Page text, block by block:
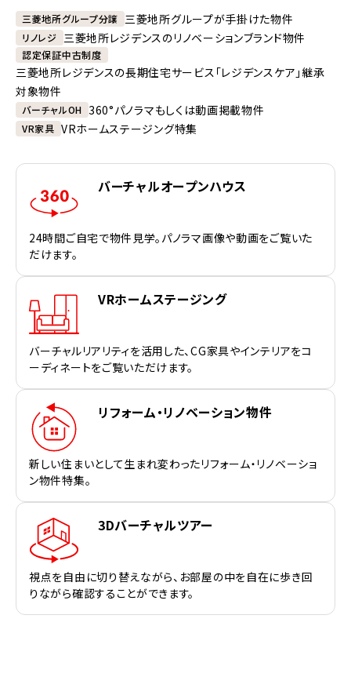
三菱地所グループ分譲 三菱地所グループが手掛けた物件
リノレジ 三菱地所レジデンスのリノベーションブランド物件
認定保証中古制度
三菱地所レジデンスの長期住宅サービス「レジデンスケア」継承
対象物件
バーチャルOH 360°パノラマもしくは動画掲載物件
VR家具 VRホームステージング特集
バーチャルオープンハウス
24時間ご自宅で物件見学。パノラマ画像や動画をご覧いた
だけます。
VRホームステージング
バーチャルリアリティを活用した、CG家具やインテリアをコ
ーディネートをご覧いただけます。
リフォーム・リノベーション物件
新しい住まいとして生まれ変わったリフォーム・リノベーショ
ン物件特集。
3Dバーチャルツアー
視点を自由に切り替えながら、お部屋の中を自在に歩き回
りながら確認することができます。